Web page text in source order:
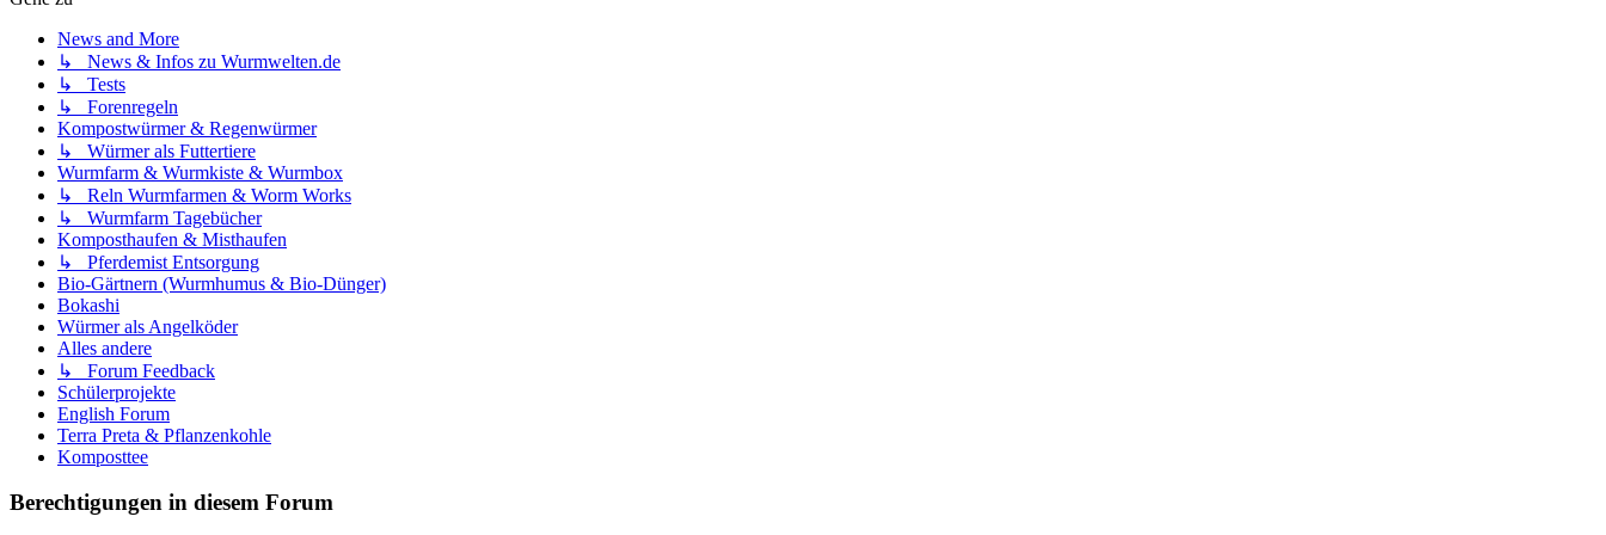
News and More
↳ News & Infos zu Wurmwelten.de
↳ Tests
↳ Forenregeln
Kompostwürmer & Regenwürmer
↳ Würmer als Futtertiere
Wurmfarm & Wurmkiste & Wurmbox
↳ Reln Wurmfarmen & Worm Works
↳ Wurmfarm Tagebücher
Komposthaufen & Misthaufen
↳ Pferdemist Entsorgung
Bio-Gärtnern (Wurmhumus & Bio-Dünger)
Bokashi
Würmer als Angelköder
Alles andere
↳ Forum Feedback
Schülerprojekte
English Forum
Terra Preta & Pflanzenkohle
Komposttee
Berechtigungen in diesem Forum